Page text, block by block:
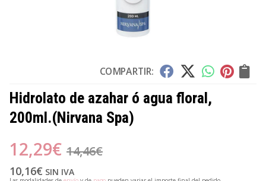
COMPARTIR:
Hidrolato de azahar ó agua floral,
200ml.(Nirvana Spa)
12,29€ 14,46€
10,16€ SIN IVA